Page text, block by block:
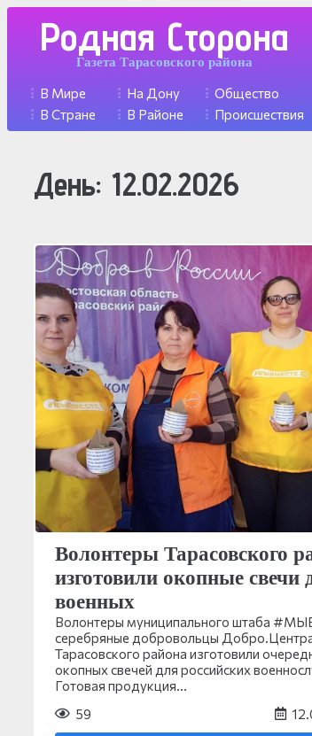
Родная Сторона
Газета Тарасовского района
В Мире
В Стране
На Дону
В Районе
Общество
Происшествия
День: 12.02.2026
Волонтеры Тарасовского
изготовили окопные свечи
военных
Волонтеры муниципального штаба
серебряные добровольцы
Тарасовского района изготовили
окопных свечей для российских
Готовая продукция…
59